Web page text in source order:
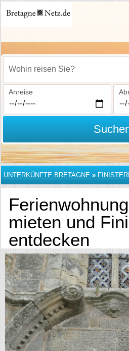
Wohin reisen Sie?
Anreise
UNTERKÜNFTE BRETAGNE »
mieten und
entdecken